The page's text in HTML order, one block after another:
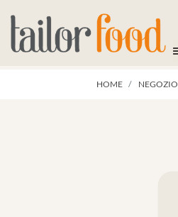
HOME NEGOZIO